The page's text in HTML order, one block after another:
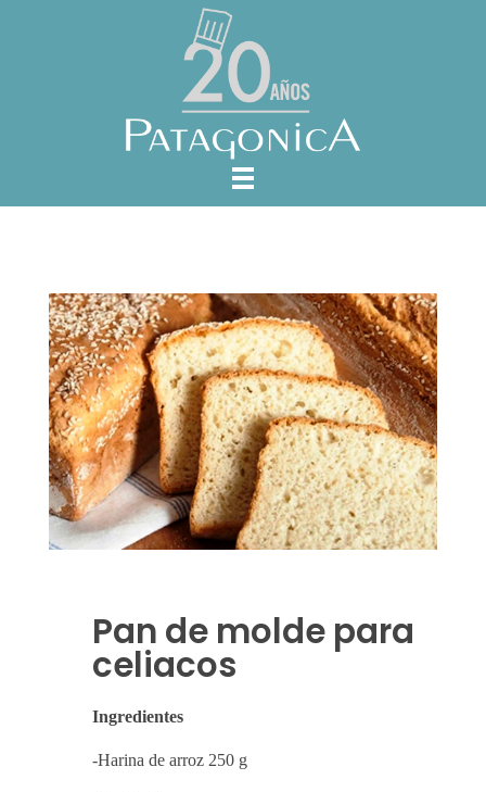
Pan de molde para
celiacos
Ingredientes
-Harina de arroz 250 g